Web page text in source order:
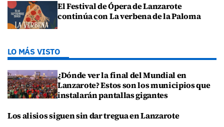
El Festival de Ópera de Lanzarote
continúa con La verbena de la Paloma
LO MÁS VISTO
¿Dónde ver la final del Mundial en
Lanzarote? Estos son los municipios que
instalarán pantallas gigantes
Los alisios siguen sin dar tregua en Lanzarote